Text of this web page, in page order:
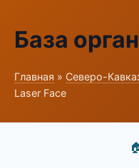
База
Главная » Северо-
Laser Face